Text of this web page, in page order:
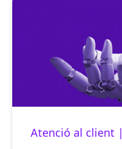
Atenció al client |